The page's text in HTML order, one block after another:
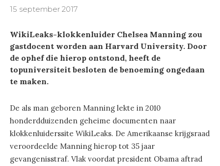
15 september 2017
WikiLeaks-klokkenluider Chelsea Manning zou
gastdocent worden aan Harvard University. Door
de ophef die hierop ontstond, heeft de
topuniversiteit besloten de benoeming ongedaan
te maken.
De als man geboren Manning lekte in 2010
honderdduizenden geheime documenten naar
klokkenluiderssite WikiLeaks. De Amerikaanse krijgsraad
veroordeelde Manning hierop tot 35 jaar
gevangenisstraf. Vlak voordat president Obama aftrad